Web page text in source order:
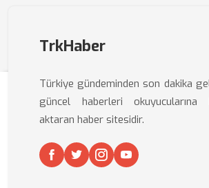
TrkHaber
Türkiye gündeminden son dakika
güncel haberleri okuyucularına
aktaran haber sitesidir.